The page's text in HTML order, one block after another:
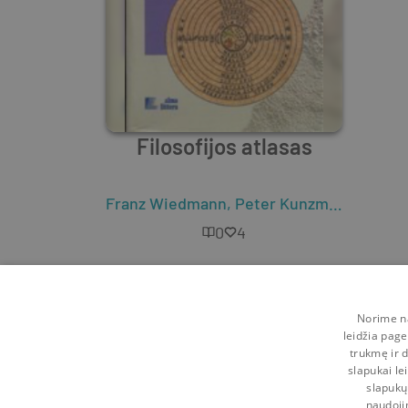
Filosofijos atlasas
Franz Wiedmann, Peter Kunzmann
0
4
Norime
leidžia
trukmę ir
slapukai